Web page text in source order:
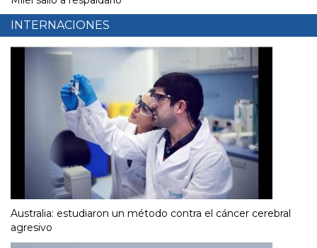
INTERNACIONES
Australia: estudiaron un método contra el cáncer cerebral
agresivo